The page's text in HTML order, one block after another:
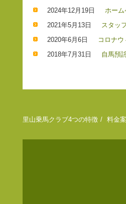
2024年12月19日
ホーム
2021年5月13日
スタッ
2020年6月6日
コロナ
2018年7月31日
自馬預
里山乗馬クラブ4つの特徴 料金